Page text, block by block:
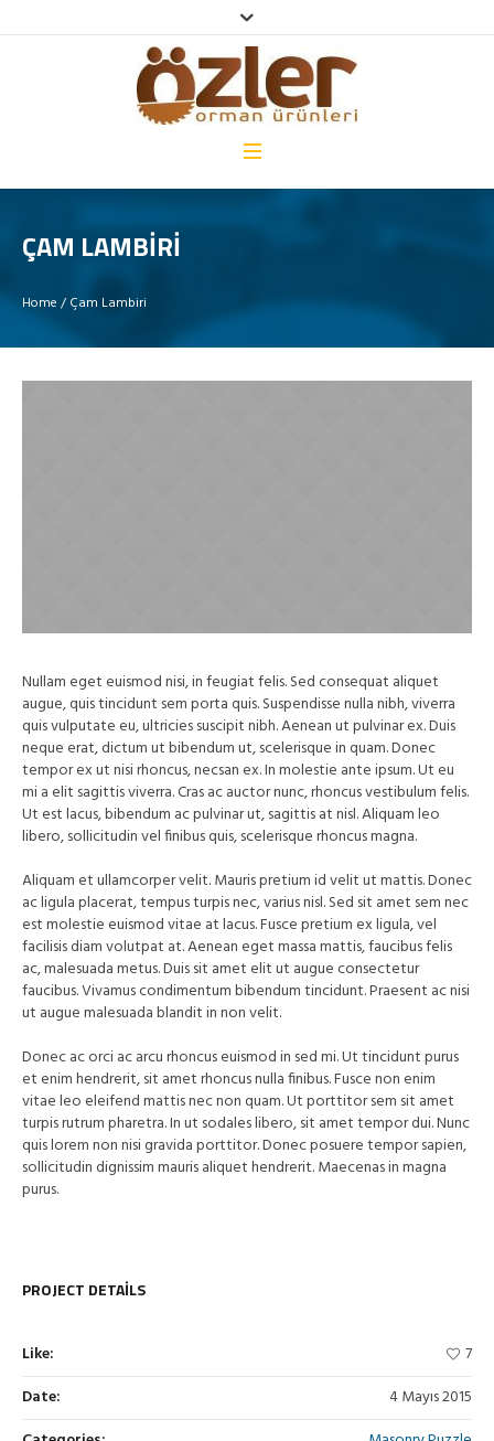
ÇAM LAMBIRI
Home / Çam Lambiri
Nullam eget euismod nisi, in feugiat felis. Sed consequat aliquet
augue, quis tincidunt sem porta quis. Suspendisse nulla nibh, viverra
quis vulputate eu, ultricies suscipit nibh. Aenean ut pulvinar ex. Duis
neque erat, dictum ut bibendum ut, scelerisque in quam. Donec
tempor ex ut nisi rhoncus, necsan ex. In molestie ante ipsum. Ut eu
mi a elit sagittis viverra. Cras ac auctor nunc, rhoncus vestibulum felis.
Ut est lacus, bibendum ac pulvinar ut, sagittis at nisl. Aliquam leo
libero, sollicitudin vel finibus quis, scelerisque rhoncus magna.
Aliquam et ullamcorper velit. Mauris pretium id velit ut mattis. Donec
ac ligula placerat, tempus turpis nec, varius nisl. Sed sit amet sem nec
est molestie euismod vitae at lacus. Fusce pretium ex ligula, vel
facilisis diam volutpat at. Aenean eget massa mattis, faucibus felis
ac, malesuada metus. Duis sit amet elit ut augue consectetur
faucibus. Vivamus condimentum bibendum tincidunt. Praesent ac nisi
ut augue malesuada blandit in non velit.
Donec ac orci ac arcu rhoncus euismod in sed mi. Ut tincidunt purus
et enim hendrerit, sit amet rhoncus nulla finibus. Fusce non enim
vitae leo eleifend mattis nec non quam. Ut porttitor sem sit amet
turpis rutrum pharetra. In ut sodales libero, sit amet tempor dui. Nunc
quis lorem non nisi gravida porttitor. Donec posuere tempor sapien,
sollicitudin dignissim mauris aliquet hendrerit. Maecenas in magna
purus.
PROJECT DETAILS
Like: 7
Date:
4 Mayıs 2015